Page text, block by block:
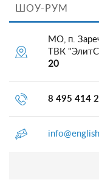
ШОУ-РУМ
МО, п.
ТВК
20
8 495 414